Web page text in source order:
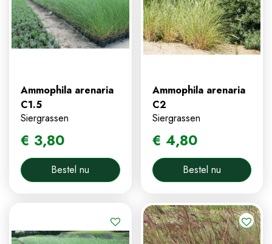
Ammophila arenaria
C1.5
Siergrassen
€ 3,80
Bestel nu
Ammophila arenaria
C2
Siergrassen
€ 4,80
Bestel nu